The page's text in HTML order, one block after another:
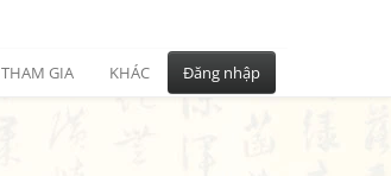
THAM GIA KHÁC Đăng nhập